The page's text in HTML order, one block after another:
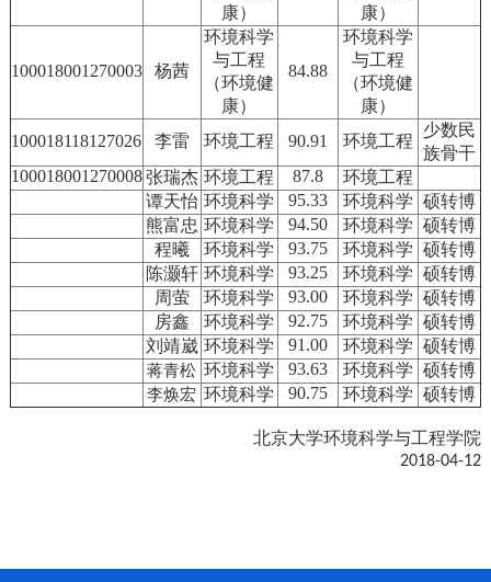
康）
康）
100018001270003 杨茜
环境科学
与工程
（环境健
康）
84.88
环境科学
与工程
（环境健
康）
100018118127026
李雷 环境工程 90.91 环境工程
少数民
族骨干
100018001270008张瑞杰 环境工程 87.8
环境工程
谭天怡 环境科学 95.33 环境科学 硕转博
熊富忠 环境科学 94.50 环境科学 硕转博
程曦
环境科学 93.75 环境科学 硕转博
陈灏轩 环境科学 93.25 环境科学 硕转博
周萤
环境科学 93.00 环境科学 硕转博
房鑫
环境科学 92.75 环境科学 硕转博
刘靖崴 环境科学 91.00 环境科学 硕转博
蒋青松 环境科学 93.63 环境科学 硕转博
李焕宏 环境科学 90.75 环境科学 硕转博
北京大学环境科学与工程学院
2018-04-12